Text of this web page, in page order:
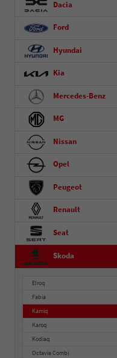
Dacia
Ford
Hyundai
Kia
Mercedes-Benz
MG
Nissan
Opel
Peugeot
Renault
Seat
Skoda
Elroq
Fabia
Kamiq
Karoq
Kodiaq
Octavia Combi